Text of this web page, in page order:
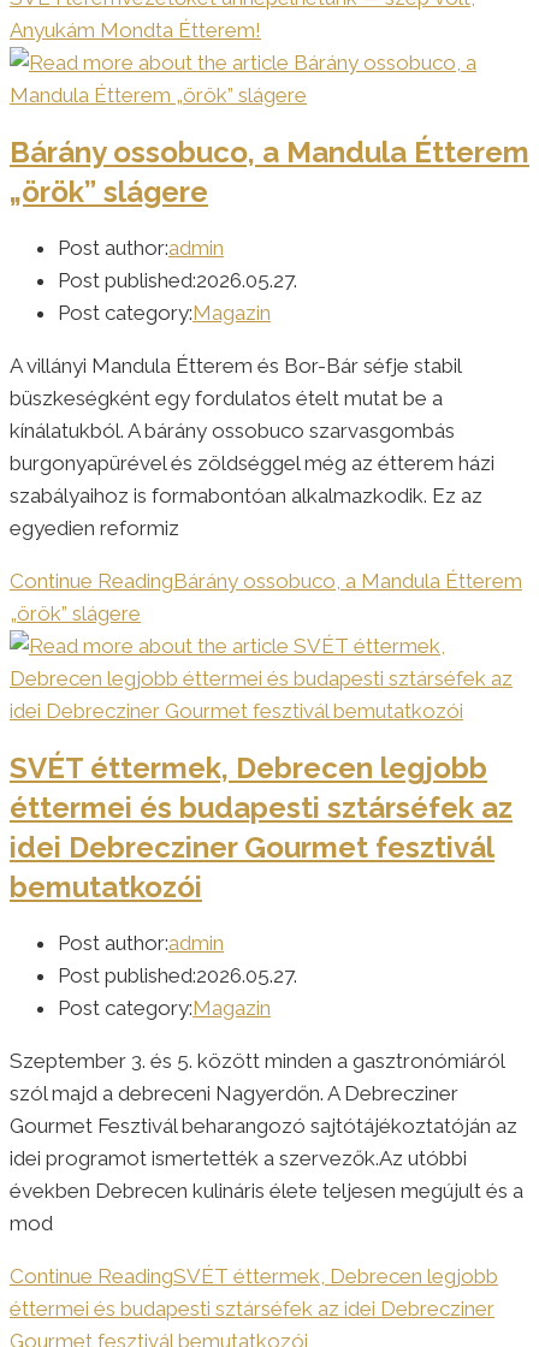
Anyukám Mondta Étterem!
Bárány ossobuco, a Mandula Étterem
„örök” slágere
Post author:admin
Post published:2026.05.27.
Post category:Magazin
A villányi Mandula Étterem és Bor-Bár séfje stabil
büszkeségként egy fordulatos ételt mutat be a
kínálatukból. A bárány ossobuco szarvasgombás
burgonyapürével és zöldséggel még az étterem házi
szabályaihoz is formabontóan alkalmazkodik. Ez az
egyedien reformiz
Continue ReadingBárány ossobuco, a Mandula Étterem
„örök” slágere
SVÉT éttermek, Debrecen legjobb
éttermei és budapesti sztárséfek az
idei Debrecziner Gourmet fesztivál
bemutatkozói
Post author:admin
Post published:2026.05.27.
Post category:Magazin
Szeptember 3. és 5. között minden a gasztronómiáról
szól majd a debreceni Nagyerdőn. A Debrecziner
Gourmet Fesztivál beharangozó sajtótájékoztatóján az
idei programot ismertették a szervezők.Az utóbbi
években Debrecen kulináris élete teljesen megújult és a
mod
Continue ReadingSVÉT éttermek, Debrecen legjobb
éttermei és budapesti sztárséfek az idei Debrecziner
Gourmet fesztivál bemutatkozói